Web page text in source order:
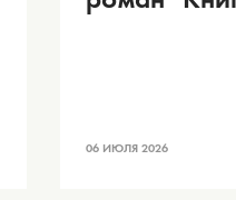
06 ИЮЛЯ 2026